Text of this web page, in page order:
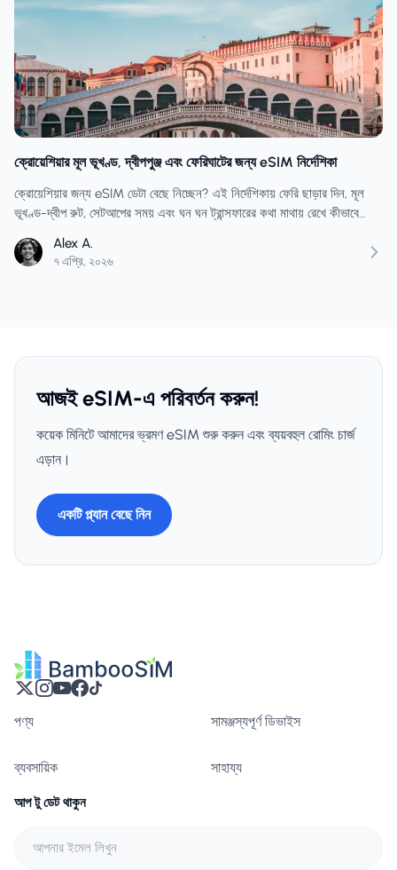
ক্রোয়েশিয়ার মূল ভূখণ্ড, দ্বীপপুঞ্জ এবং ফেরিঘাটের জন্য eSIM নির্দেশিকা
ক্রোয়েশিয়ার জন্য eSIM ডেটা বেছে নিচ্ছেন? এই নির্দেশিকায় ফেরি ছাড়ার দিন, মূল
ভূখণ্ড-দ্বীপ রুট, সেটআপের সময় এবং ঘন ঘন ট্রান্সফারের কথা মাথায় রেখে কীভাবে
Alex A.
৭ এপ্রি, ২০২৬
আজই eSIM-এ পরিবর্তন করুন!
কয়েক মিনিটে আমাদের ভ্রমণ eSIM শুরু করুন এবং ব্যয়বহুল রোমিং চার্জ
এড়ান।
একটি প্ল্যান বেছে নিন
পণ্য সামঞ্জস্যপূর্ণ ডিভাইস
ব্যবসায়িক সাহায্য
আপ টু ডেট থাকুন